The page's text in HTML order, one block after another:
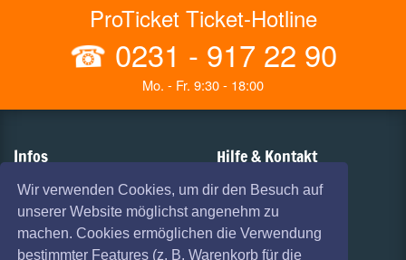
Wir verwenden Cookies, um dir den Besuch auf
unserer Website möglichst angenehm zu
machen. Cookies ermöglichen die Verwendung
bestimmter Features (z. B. Warenkorb für die
ProTicket Ticket-Hotline
☎ 0231 - 917 22 90
Mo. - Fr. 9:30 - 18:00
Infos
AGB
Haftungsausschluss
Datenschutz
Hilfe & Kontakt
Vorverkaufsstellen
Versandarten
Zahlungsarten